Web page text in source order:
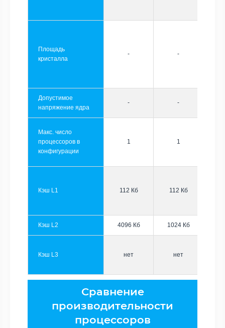
Площадь
кристалла
- -
Допустимое
напряжение ядра
- -
Макс. число
процессоров в
конфигурации
1 1
Кэш L1 112 Кб 112 Кб
Кэш L2 4096 Кб 1024 Кб
Кэш L3 нет нет
Сравнение
производительности
процессоров